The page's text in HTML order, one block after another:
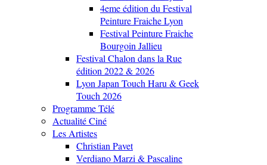
4eme édition du Festival
Peinture Fraiche Lyon
Festival Peinture Fraiche
Bourgoin Jallieu
Festival Chalon dans la Rue
édition 2022 & 2026
Lyon Japan Touch Haru & Geek
Touch 2026
Programme Télé
Actualité Ciné
Les Artistes
Christian Pavet
Verdiano Marzi & Pascaline